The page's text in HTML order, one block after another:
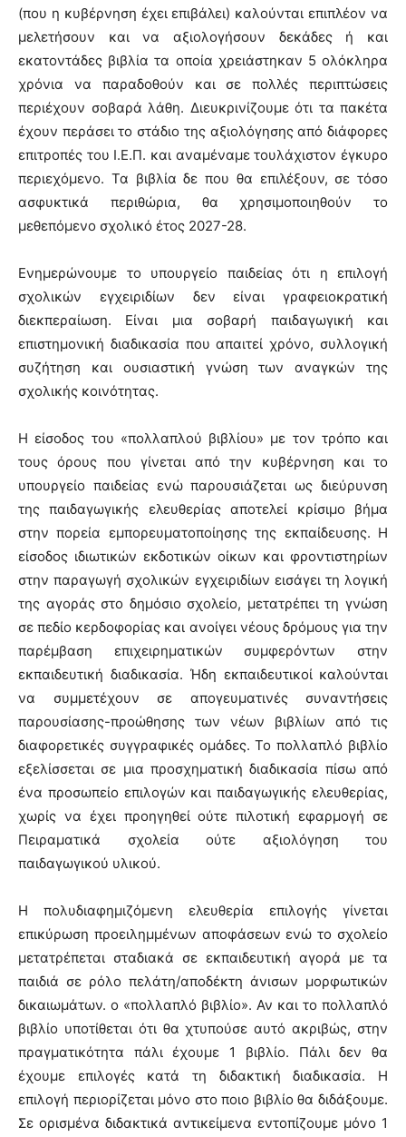
(που η κυβέρνηση έχει επιβάλει) καλούνται επιπλέον να
μελετήσουν και να αξιολογήσουν δεκάδες ή και
εκατοντάδες βιβλία τα οποία χρειάστηκαν 5 ολόκληρα
χρόνια να παραδοθούν και σε πολλές περιπτώσεις
περιέχουν σοβαρά λάθη. Διευκρινίζουμε ότι τα πακέτα
έχουν περάσει το στάδιο της αξιολόγησης από διάφορες
επιτροπές του Ι.Ε.Π. και αναμέναμε τουλάχιστον έγκυρο
περιεχόμενο. Τα βιβλία δε που θα επιλέξουν, σε τόσο
ασφυκτικά περιθώρια, θα χρησιμοποιηθούν το
μεθεπόμενο σχολικό έτος 2027-28.
Ενημερώνουμε το υπουργείο παιδείας ότι η επιλογή
σχολικών εγχειριδίων δεν είναι γραφειοκρατική
διεκπεραίωση. Είναι μια σοβαρή παιδαγωγική και
επιστημονική διαδικασία που απαιτεί χρόνο, συλλογική
συζήτηση και ουσιαστική γνώση των αναγκών της
σχολικής κοινότητας.
Η είσοδος του «πολλαπλού βιβλίου» με τον τρόπο και
τους όρους που γίνεται από την κυβέρνηση και το
υπουργείο παιδείας ενώ παρουσιάζεται ως διεύρυνση
της παιδαγωγικής ελευθερίας αποτελεί κρίσιμο βήμα
στην πορεία εμπορευματοποίησης της εκπαίδευσης. Η
είσοδος ιδιωτικών εκδοτικών οίκων και φροντιστηρίων
στην παραγωγή σχολικών εγχειριδίων εισάγει τη λογική
της αγοράς στο δημόσιο σχολείο, μετατρέπει τη γνώση
σε πεδίο κερδοφορίας και ανοίγει νέους δρόμους για την
παρέμβαση επιχειρηματικών συμφερόντων στην
εκπαιδευτική διαδικασία. Ήδη εκπαιδευτικοί καλούνται
να συμμετέχουν σε απογευματινές συναντήσεις
παρουσίασης-προώθησης των νέων βιβλίων από τις
διαφορετικές συγγραφικές ομάδες. To πολλαπλό βιβλίο
εξελίσσεται σε μια προσχηματική διαδικασία πίσω από
ένα προσωπείο επιλογών και παιδαγωγικής ελευθερίας,
χωρίς να έχει προηγηθεί ούτε πιλοτική εφαρμογή σε
Πειραματικά σχολεία ούτε αξιολόγηση του
παιδαγωγικού υλικού.
Η πολυδιαφημιζόμενη ελευθερία επιλογής γίνεται
επικύρωση προειλημμένων αποφάσεων ενώ το σχολείο
μετατρέπεται σταδιακά σε εκπαιδευτική αγορά με τα
παιδιά σε ρόλο πελάτη/αποδέκτη άνισων μορφωτικών
δικαιωμάτων. ο «πολλαπλό βιβλίο». Αν και το πολλαπλό
βιβλίο υποτίθεται ότι θα χτυπούσε αυτό ακριβώς, στην
πραγματικότητα πάλι έχουμε 1 βιβλίο. Πάλι δεν θα
έχουμε επιλογές κατά τη διδακτική διαδικασία. Η
επιλογή περιορίζεται μόνο στο ποιο βιβλίο θα διδάξουμε.
Σε ορισμένα διδακτικά αντικείμενα εντοπίζουμε μόνο 1